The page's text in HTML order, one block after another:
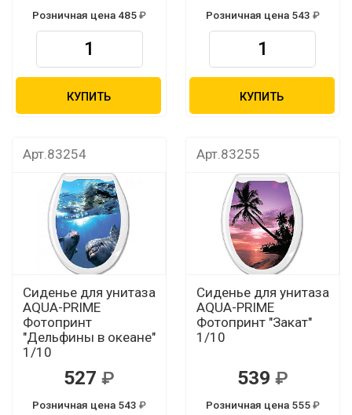
Розничная цена 485
КУПИТЬ
Розничная цена 543
КУПИТЬ
Арт.83254
Сиденье для унитаза
AQUA-PRIME
Фотопринт
"Дельфины в океане"
1/10
527
Розничная цена 543
Арт.83255
Сиденье для унитаза
AQUA-PRIME
Фотопринт "Закат"
1/10
539
Розничная цена 555